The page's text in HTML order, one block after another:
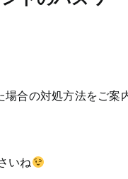
合の対処方法をご案
いね